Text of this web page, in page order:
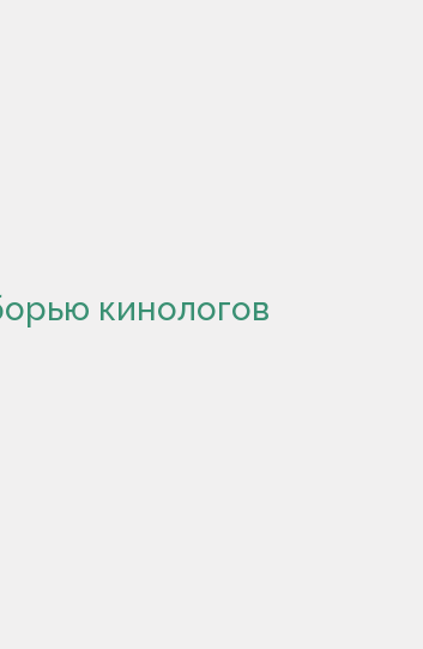
кинологов